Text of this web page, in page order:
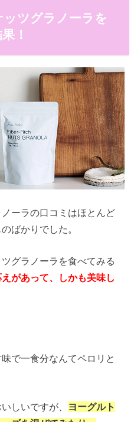
ツグラノーラを
！
ーラの口コミはほとんど
ばかりでした。
グラノーラを食べてみる
があって、しかも美味し
で一食分なんてペロリと
しいですが、 ヨーグルト